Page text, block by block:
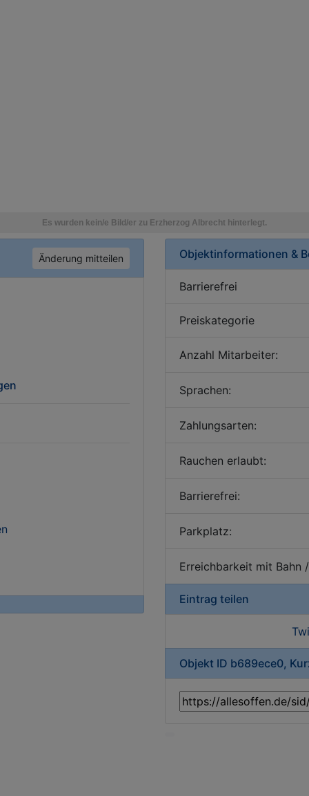
Änderung mitteilen Objektinformationen &
Barrierefrei
Preiskategorie
Anzahl Mitarbeiter:
Sprachen:
Zahlungsarten:
Rauchen erlaubt:
Barrierefrei:
Parkplatz:
Erreichbarkeit mit Bahn
Eintrag teilen
Objekt ID b689ece0,